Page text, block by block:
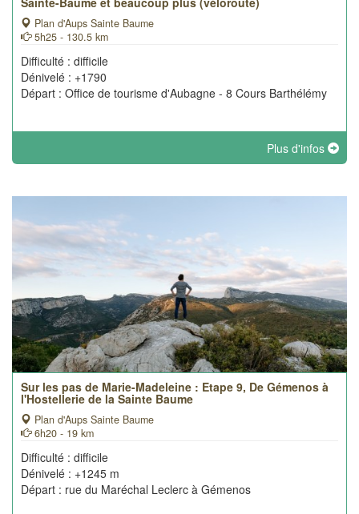
Plan d'Aups Sainte Baume
5h25 - 130.5 km
Difficulté : difficile
Dénivelé : +1790
Départ : Office de tourisme d'Aubagne - 8 Cours Barthélémy
Plus d'infos
Sur les pas de Marie-Madeleine : Etape 9, De Gémenos à
l'Hostellerie de la Sainte Baume
Plan d'Aups Sainte Baume
6h20 - 19 km
Difficulté : difficile
Dénivelé : +1245 m
Départ : rue du Maréchal Leclerc à Gémenos